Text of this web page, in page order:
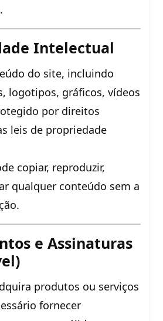
Intelectual
do site, incluindo
logotipos, gráficos, vídeos
por direitos
leis de propriedade
copiar, reproduzir,
qualquer conteúdo sem a
e Assinaturas
produtos ou serviços
fornecer